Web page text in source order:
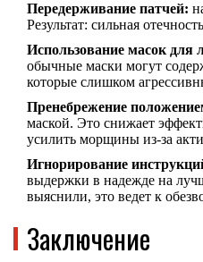
Передерживание патчей:
Результат: сильная
Использование масок для
обычные маски могут
которые слишком
Пренебрежение
маской. Это снижает
усилить морщины из-за
Игнорирование
выдержки в надежде на
выяснили, это ведет к
Заключение